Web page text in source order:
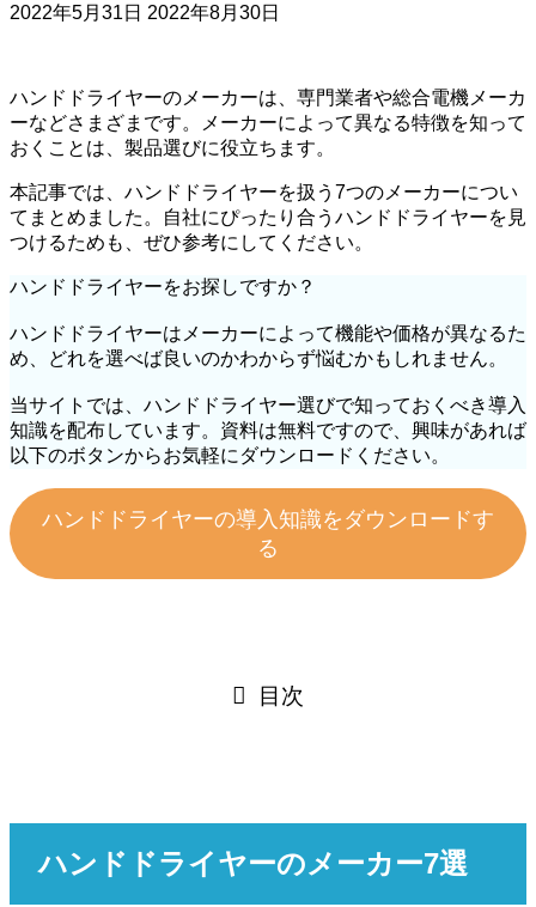
2022年5月31日 2022年8月30日
ハンドドライヤーのメーカーは、専門業者や総合電機メーカ
ーなどさまざまです。メーカーによって異なる特徴を知って
おくことは、製品選びに役立ちます。
本記事では、ハンドドライヤーを扱う7つのメーカーについ
てまとめました。自社にぴったり合うハンドドライヤーを見
つけるためも、ぜひ参考にしてください。
ハンドドライヤーをお探しですか？
ハンドドライヤーはメーカーによって機能や価格が異なるた
め、どれを選べば良いのかわからず悩むかもしれません。
当サイトでは、ハンドドライヤー選びで知っておくべき導入
知識を配布しています。資料は無料ですので、興味があれば
以下のボタンからお気軽にダウンロードください。
ハンドドライヤーの導入知識をダウンロードす
る
目次
ハンドドライヤーのメーカー7選